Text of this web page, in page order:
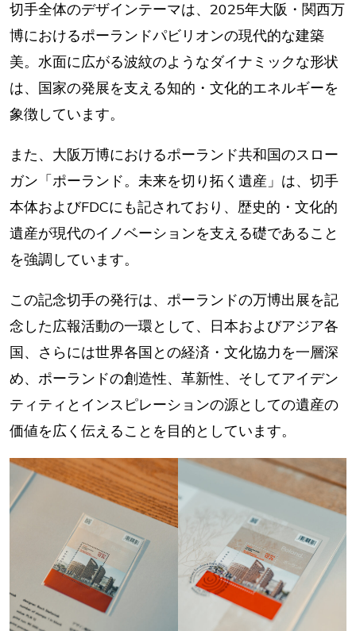
切手全体のデザインテーマは、2025年大阪・関西万
博におけるポーランドパビリオンの現代的な建築
美。水面に広がる波紋のようなダイナミックな形状
は、国家の発展を支える知的・文化的エネルギーを
象徴しています。
また、大阪万博におけるポーランド共和国のスロー
ガン「ポーランド。未来を切り拓く遺産」は、切手
本体およびFDCにも記されており、歴史的・文化的
遺産が現代のイノベーションを支える礎であること
を強調しています。
この記念切手の発行は、ポーランドの万博出展を記
念した広報活動の一環として、日本およびアジア各
国、さらには世界各国との経済・文化協力を一層深
め、ポーランドの創造性、革新性、そしてアイデン
ティティとインスピレーションの源としての遺産の
価値を広く伝えることを目的としています。